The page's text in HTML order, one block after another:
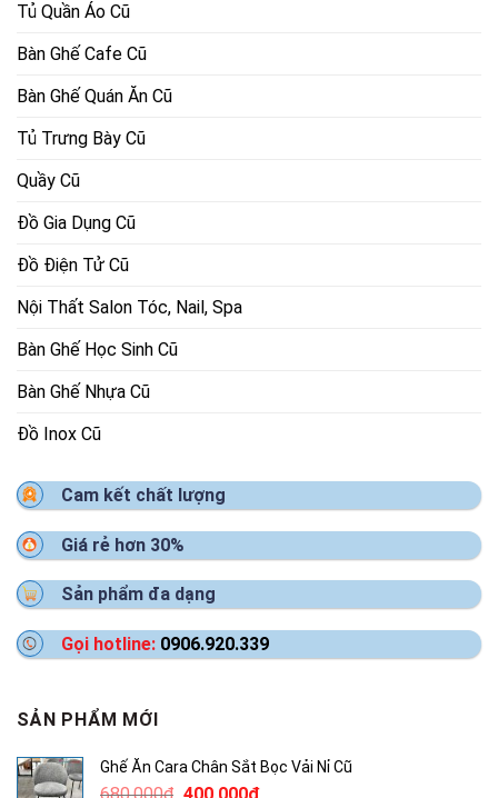
Tủ Quần Áo Cũ
Bàn Ghế Cafe Cũ
Bàn Ghế Quán Ăn Cũ
Tủ Trưng Bày Cũ
Quầy Cũ
Đồ Gia Dụng Cũ
Đồ Điện Tử Cũ
Nội Thất Salon Tóc, Nail, Spa
Bàn Ghế Học Sinh Cũ
Bàn Ghế Nhựa Cũ
Đồ Inox Cũ
Cam kết chất lượng
Giá rẻ hơn 30%
Sản phẩm đa dạng
Gọi hotline: 0906.920.339
SẢN PHẨM MỚI
Ghế Ăn Cara Chân Sắt Bọc Vải Nỉ Cũ
Giá
Giá